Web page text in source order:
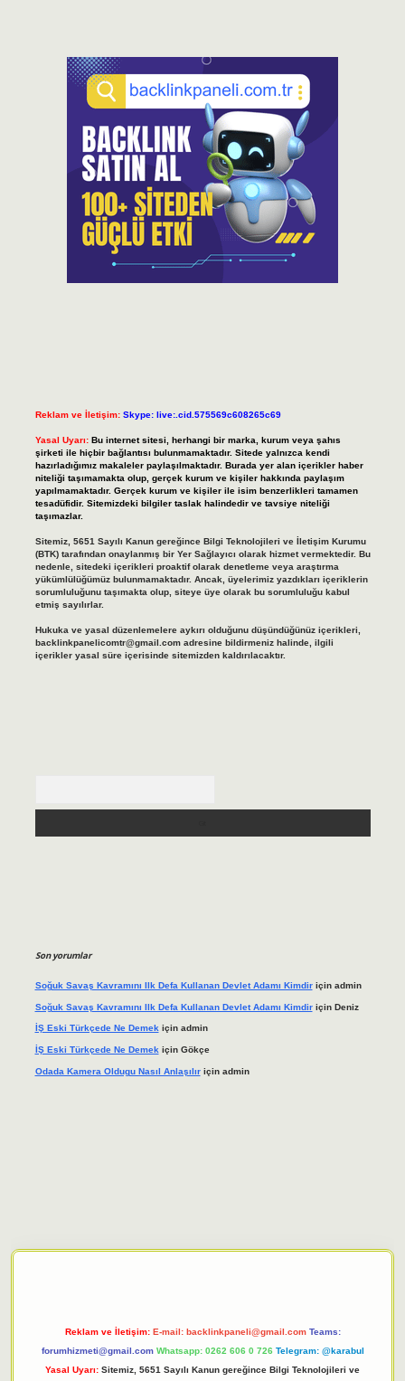
Reklam ve İletişim: Skype: live:.cid.575569c608265c69
Yasal Uyarı: Bu internet sitesi, herhangi bir marka, kurum veya şahıs
şirketi ile hiçbir bağlantısı bulunmamaktadır. Sitede yalnızca kendi
hazırladığımız makaleler paylaşılmaktadır. Burada yer alan içerikler haber
niteliği taşımamakta olup, gerçek kurum ve kişiler hakkında paylaşım
yapılmamaktadır. Gerçek kurum ve kişiler ile isim benzerlikleri tamamen
tesadüfidir. Sitemizdeki bilgiler taslak halindedir ve tavsiye niteliği
taşımazlar.
Sitemiz, 5651 Sayılı Kanun gereğince Bilgi Teknolojileri ve İletişim Kurumu
(BTK) tarafından onaylanmış bir Yer Sağlayıcı olarak hizmet vermektedir. Bu
nedenle, sitedeki içerikleri proaktif olarak denetleme veya araştırma
yükümlülüğümüz bulunmamaktadır. Ancak, üyelerimiz yazdıkları içeriklerin
sorumluluğunu taşımakta olup, siteye üye olarak bu sorumluluğu kabul
etmiş sayılırlar.
Hukuka ve yasal düzenlemelere aykırı olduğunu düşündüğünüz içerikleri,
backlinkpanelicomtr@gmail.comadresine bildirmeniz halinde, ilgili
içerikler yasal süre içerisinde sitemizden kaldırılacaktır.
Son yorumlar
Soğuk Savaş Kavramını Ilk Defa Kullanan Devlet Adamı Kimdiriçin admin
Soğuk Savaş Kavramını Ilk Defa Kullanan Devlet Adamı Kimdiriçin Deniz
İŞ Eski Türkçede Ne Demekiçin admin
İŞ Eski Türkçede Ne Demek için Gökçe
Odada Kamera Oldugu Nasıl Anlaşılıriçin admin
Reklam ve İletişim: E-mail: backlinkpaneli@gmail.com Teams:
forumhizmeti@gmail.com Whatsapp: 0262 606 0 726 Telegram: @karabul
Yasal Uyarı: Sitemiz, 5651 Sayılı Kanun gereğince Bilgi Teknolojileri ve